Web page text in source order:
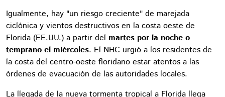
Igualmente, hay "un riesgo creciente" de marejada
ciclónica y vientos destructivos en la costa oeste de
Florida (EE.UU.) a partir del martes por la noche o
temprano el miércoles. El NHC urgió a los residentes de
la costa del centro-oeste floridano estar atentos a las
órdenes de evacuación de las autoridades locales.
La llegada de la nueva tormenta tropical a Florida llega